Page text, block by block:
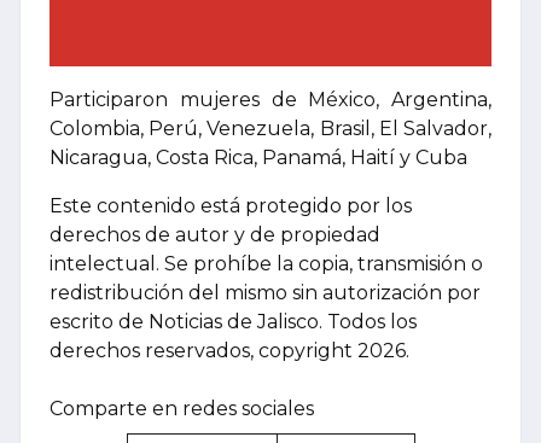
Participaron mujeres de México, Argentina,
Colombia, Perú, Venezuela, Brasil, El Salvador,
Nicaragua, Costa Rica, Panamá, Haití y Cuba
Este contenido está protegido por los
derechos de autor y de propiedad
intelectual. Se prohíbe la copia, transmisión o
redistribución del mismo sin autorización por
escrito de Noticias de Jalisco. Todos los
derechos reservados, copyright 2026.
Comparte en redes sociales